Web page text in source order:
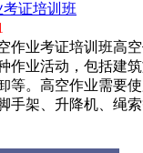
证培训班
作业考证培训班高
作业活动，包括建
等。高空作业需要
手架、升降机、绳